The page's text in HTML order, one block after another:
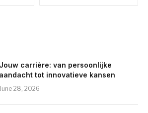
Jouw carrière: van persoonlijke
aandacht tot innovatieve kansen
June 28, 2026